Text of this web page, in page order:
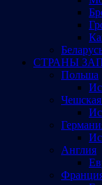
СТРАНЫ
Польша
Англия